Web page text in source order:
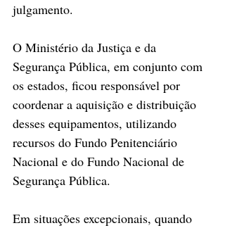
julgamento.
O Ministério da Justiça e da
Segurança Pública, em conjunto com
os estados, ficou responsável por
coordenar a aquisição e distribuição
desses equipamentos, utilizando
recursos do Fundo Penitenciário
Nacional e do Fundo Nacional de
Segurança Pública.
Em situações excepcionais, quando